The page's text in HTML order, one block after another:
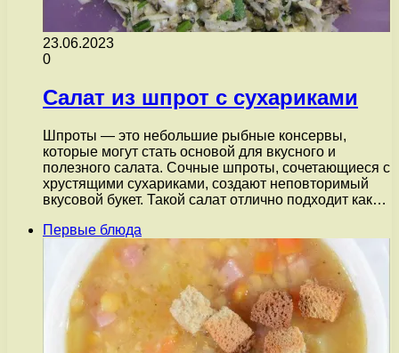
23.06.2023
0
Салат из шпрот с сухариками
Шпроты — это небольшие рыбные консервы,
которые могут стать основой для вкусного и
полезного салата. Сочные шпроты, сочетающиеся с
хрустящими сухариками, создают неповторимый
вкусовой букет. Такой салат отлично подходит как…
Первые блюда